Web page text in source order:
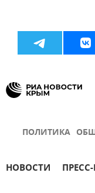
ПОЛИТИКА
НОВОСТИ